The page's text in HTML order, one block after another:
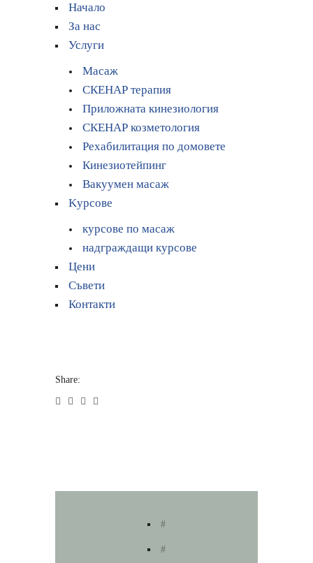
Начало
За нас
Услуги
Масаж
СКЕНАР терапия
Приложната кинезиология
СКЕНАР козметология
Рехабилитация по домовете
Кинезиотейпинг
Вакуумен масаж
Kурсове
курсове по масаж
надграждащи курсове
Цени
Съвети
Контакти
Share:
#
#